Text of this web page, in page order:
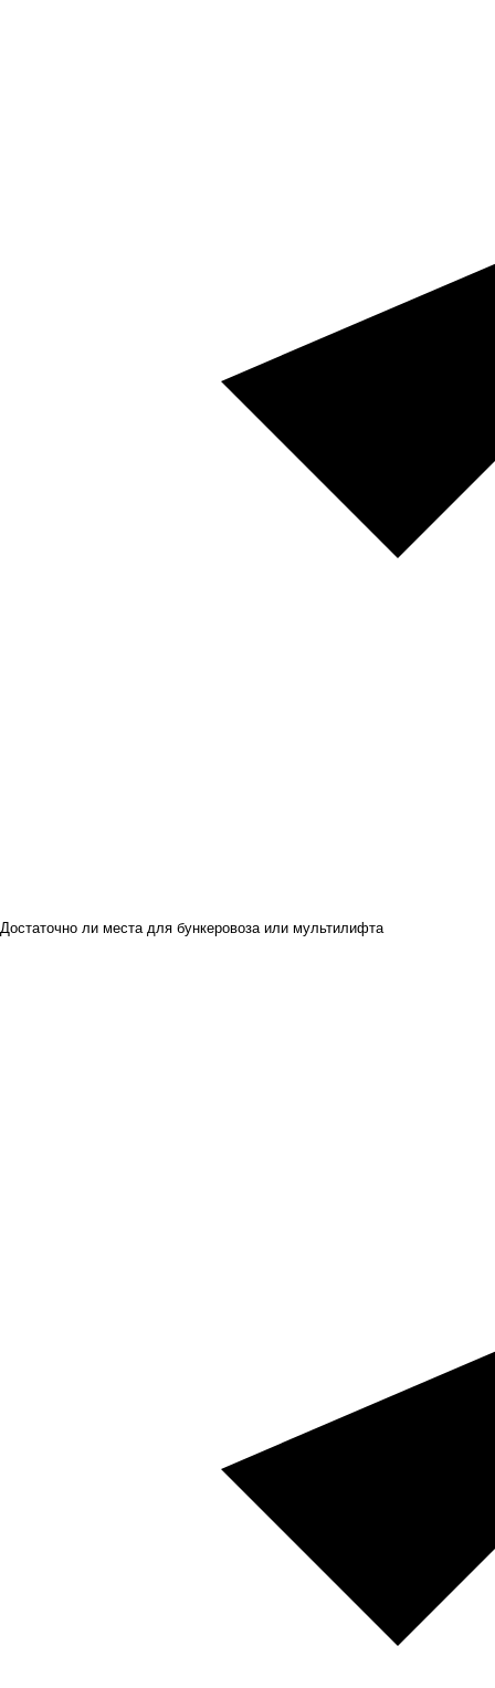
Достаточно ли места для бункеровоза или мультилифта